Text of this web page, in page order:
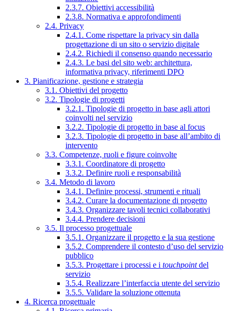
2.3.7. Obiettivi accessibilità
2.3.8. Normativa e approfondimenti
2.4. Privacy
2.4.1. Come rispettare la privacy sin dalla
progettazione di un sito o servizio digitale
2.4.2. Richiedi il consenso quando necessario
2.4.3. Le basi del sito web: architettura,
informativa privacy, riferimenti DPO
3. Pianificazione, gestione e strategia
3.1. Obiettivi del progetto
3.2. Tipologie di progetti
3.2.1. Tipologie di progetto in base agli attori
coinvolti nel servizio
3.2.2. Tipologie di progetto in base al focus
3.2.3. Tipologie di progetto in base all’ambito di
intervento
3.3. Competenze, ruoli e figure coinvolte
3.3.1. Coordinatore di progetto
3.3.2. Definire ruoli e responsabilità
3.4. Metodo di lavoro
3.4.1. Definire processi, strumenti e rituali
3.4.2. Curare la documentazione di progetto
3.4.3. Organizzare tavoli tecnici collaborativi
3.4.4. Prendere decisioni
3.5. Il processo progettuale
3.5.1. Organizzare il progetto e la sua gestione
3.5.2. Comprendere il contesto d’uso del servizio
pubblico
3.5.3. Progettare i processi e i touchpointdel
servizio
3.5.4. Realizzare l’interfaccia utente del servizio
3.5.5. Validare la soluzione ottenuta
4. Ricerca progettuale